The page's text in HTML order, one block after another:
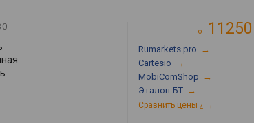
от 11250
Rumarkets.pro →
Cartesio →
MobiComShop →
Эталон-БТ →
Сравнить цены 4 →